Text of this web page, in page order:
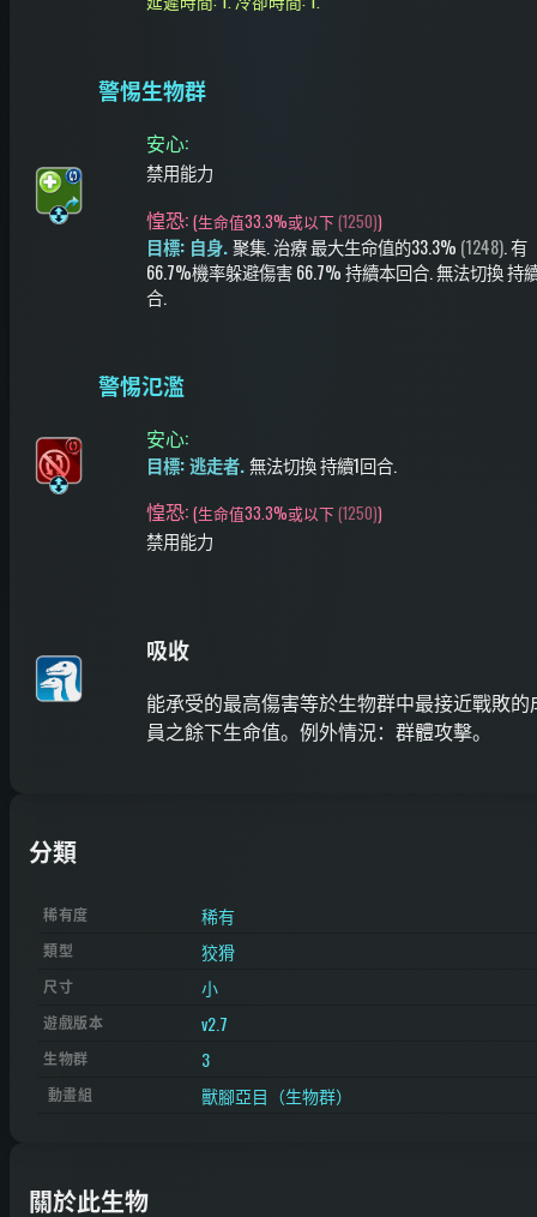
警惕生物群
安心:
禁用能力
惶恐: (生命值33.3%或以下 (1250))
目標: 自身.聚集.治療最大生命值的33.3% (1248).有
66.7%機率躲避傷害66.7%持續本回合.無法切換持
合.
警惕氾濫
安心:
目標: 逃走者.無法切換持續1回合.
惶恐: (生命值33.3%或以下 (1250))
禁用能力
吸收
能承受的最高傷害等於生物群中最接近戰敗的
員之餘下生命值。例外情況：群體攻擊。
分類
稀有度 稀有
類型 狡猾
尺寸 小
遊戲版本 v2.7
生物群 3
動畫組 獸腳亞目（生物群）
關於此生物